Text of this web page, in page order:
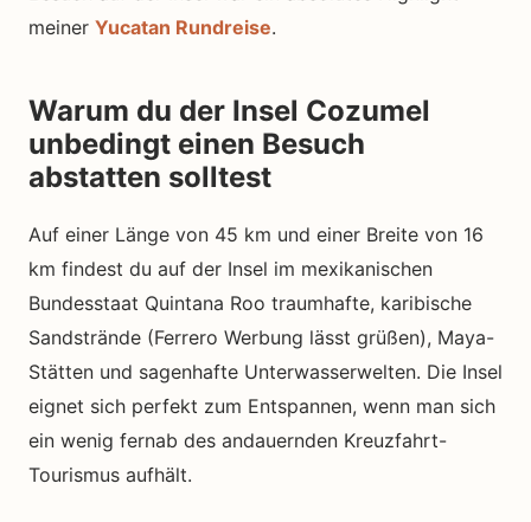
meiner Yucatan Rundreise.
Warum du der Insel Cozumel
unbedingt einen Besuch
abstatten solltest
Auf einer Länge von 45 km und einer Breite von 16
km findest du auf der Insel im mexikanischen
Bundesstaat Quintana Roo traumhafte, karibische
Sandstrände (Ferrero Werbung lässt grüßen), Maya-
Stätten und sagenhafte Unterwasserwelten. Die Insel
eignet sich perfekt zum Entspannen, wenn man sich
ein wenig fernab des andauernden Kreuzfahrt-
Tourismus aufhält.